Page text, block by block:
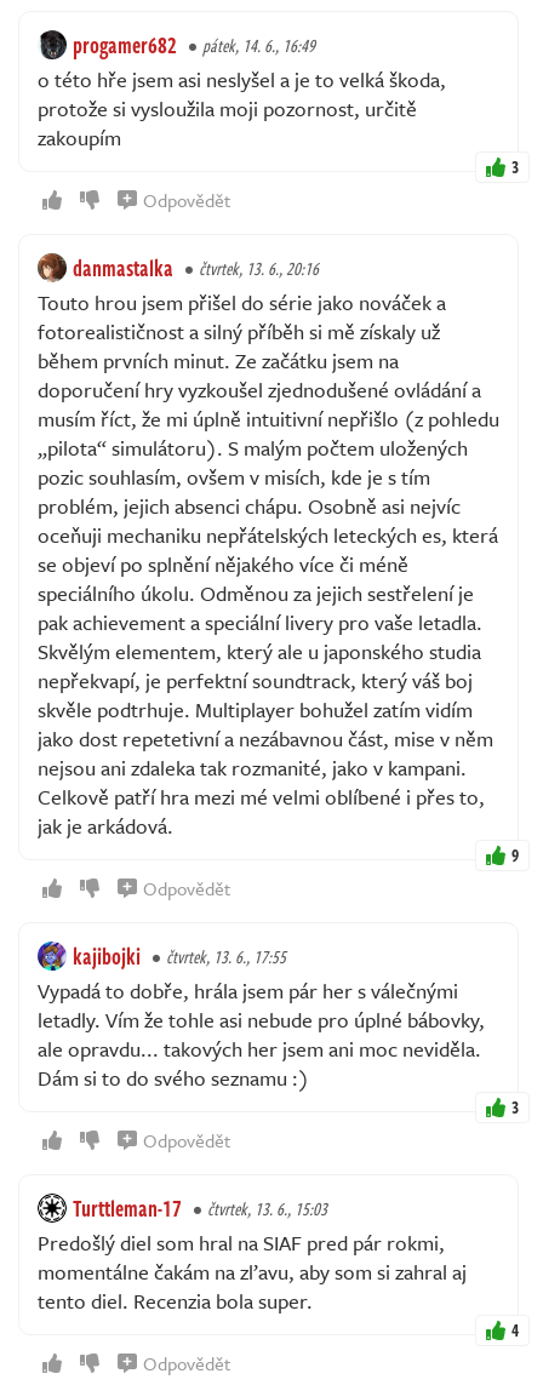
progamer682 pátek, 14. 6., 16:49
o této hře jsem asi neslyšel a je to velká škoda,
protože si vysloužila moji pozornost, určitě
zakoupím
3
Odpovědět
danmastalka čtvrtek, 13. 6., 20:16
Touto hrou jsem přišel do série jako nováček a
fotorealističnost a silný příběh si mě získaly už
během prvních minut. Ze začátku jsem na
doporučení hry vyzkoušel zjednodušené ovládání a
musím říct, že mi úplně intuitivní nepřišlo (z pohledu
„pilota“ simulátoru). S malým počtem uložených
pozic souhlasím, ovšem v misích, kde je s tím
problém, jejich absenci chápu. Osobně asi nejvíc
oceňuji mechaniku nepřátelských leteckých es, která
se objeví po splnění nějakého více či méně
speciálního úkolu. Odměnou za jejich sestřelení je
pak achievement a speciální livery pro vaše letadla.
Skvělým elementem, který ale u japonského studia
nepřekvapí, je perfektní soundtrack, který váš boj
skvěle podtrhuje. Multiplayer bohužel zatím vidím
jako dost repetetivní a nezábavnou část, mise v něm
nejsou ani zdaleka tak rozmanité, jako v kampani.
Celkově patří hra mezi mé velmi oblíbené i přes to,
jak je arkádová.
9
Odpovědět
kajibojki čtvrtek, 13. 6., 17:55
Vypadá to dobře, hrála jsem pár her s válečnými
letadly. Vím že tohle asi nebude pro úplné bábovky,
ale opravdu... takových her jsem ani moc neviděla.
Dám si to do svého seznamu :)
3
Odpovědět
Turttleman-17 čtvrtek, 13. 6., 15:03
Predošlý diel som hral na SIAF pred pár rokmi,
momentálne čakám na zľavu, aby som si zahral aj
tento diel. Recenzia bola super.
4
Odpovědět